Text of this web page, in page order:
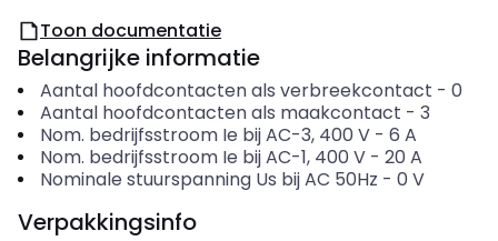
Toon documentatie
Belangrijke informatie
Aantal hoofdcontacten als verbreekcontact - 0
Aantal hoofdcontacten als maakcontact - 3
Nom. bedrijfsstroom Ie bij AC-3, 400 V- 6 A
Nom. bedrijfsstroom Ie bij AC-1, 400 V- 20 A
Nominale stuurspanning Us bij AC 50Hz - 0 V
Verpakkingsinfo